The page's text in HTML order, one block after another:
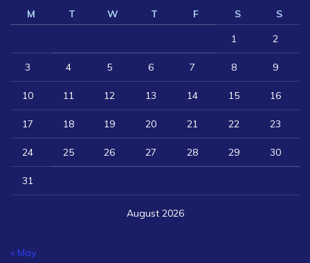
August 2026
M T W T F S
S
1
2
3 4 5 6 7 8 9
10 11 12 13 14 15 16
17 18 19 20 21 22 23
24 25 26 27 28 29 30
31
« May